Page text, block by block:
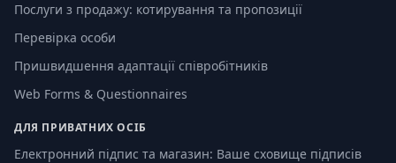
Послуги з продажу: котирування та пропозиції
Перевірка особи
Пришвидшення адаптації співробітників
Web Forms & Questionnaires
ДЛЯ ПРИВАТНИХ ОСІБ
Електронний підпис та магазин: Ваше сховище підписів